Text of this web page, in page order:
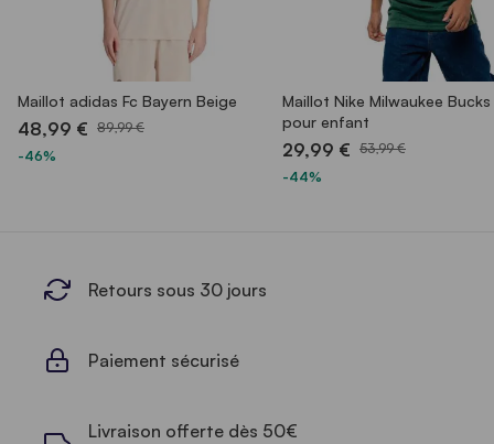
Maillot adidas Fc Bayern Beige
48,99 € 89,99 €
-46%
Maillot Nike Milwaukee
pour enfant
29,99 € 53,99 €
-44%
Retours sous 30 jours
Paiement sécurisé
Livraison offerte dès 50€